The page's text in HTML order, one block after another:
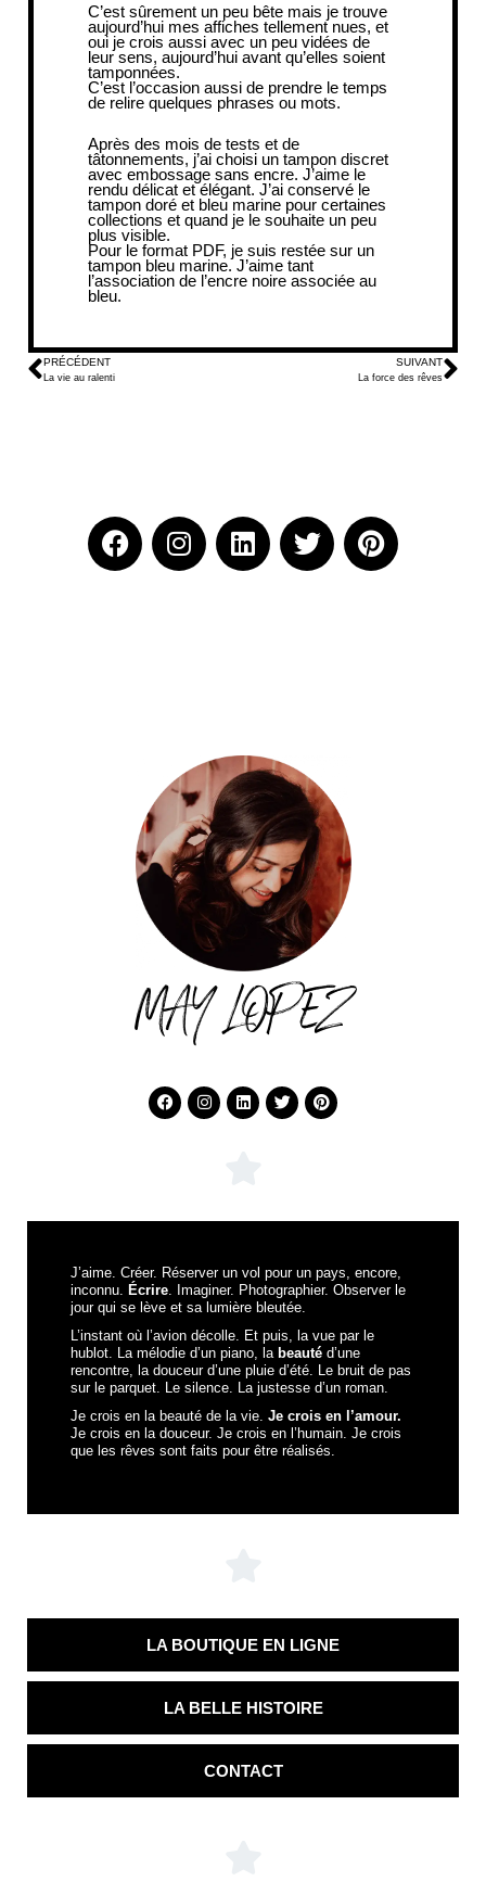
MAY LOPEZ
J’aime. Créer. Réserver un vol pour un pays, encore,
inconnu.
Écrire . Imaginer. Photographier. Observer le
jour qui se lève et sa lumière bleutée.
L’instant où l’avion décolle. Et puis, la vue par le
hublot. La mélodie d’un piano, la beauté d’une
rencontre, la douceur d’une pluie d’été. Le bruit de pas
sur le parquet. Le silence. La justesse d’un roman.
Je crois en la beauté de la vie. Je crois en l’amour.
Je crois en la douceur. Je crois en l’humain. Je crois
que les rêves sont faits pour être réalisés.
LA BOUTIQUE EN LIGNE
LA BELLE HISTOIRE
CONTACT
C’est sûrement un peu bête mais je trouve
aujourd’hui mes affiches tellement nues, et
oui je crois aussi avec un peu vidées de
leur sens, aujourd’hui avant qu’elles soient
tamponnées.
C’est l’occasion aussi de prendre le temps
de relire quelques phrases ou mots.
Après des mois de tests et de
tâtonnements, j’ai choisi un tampon discret
avec embossage sans encre. J’aime le
rendu délicat et élégant. J’ai conservé le
tampon doré et bleu marine pour certaines
collections et quand je le souhaite un peu
plus visible.
Pour le format PDF, je suis restée sur un
tampon bleu marine. J’aime tant
l’association de l’encre noire associée au
bleu.
PRÉCÉDENT
La vie au ralenti
SUIVANT
La force des rêves